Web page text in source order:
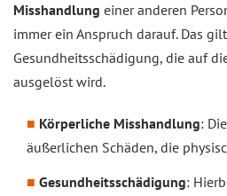
Misshandlung einer anderen
immer ein Anspruch darauf. Das
Gesundheitsschädigung, die auf
ausgelöst wird.
Körperliche Misshandlung:
äußerlichen Schäden, die
Gesundheitsschädigung: